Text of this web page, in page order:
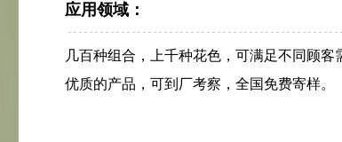
应用领域：
几百种组合，上千种花色，可满足不同顾
优质的产品，可到厂考察，全国免费寄样。